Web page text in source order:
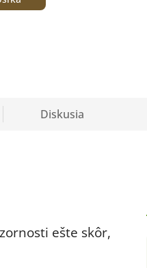
Diskusia
ešte skôr,